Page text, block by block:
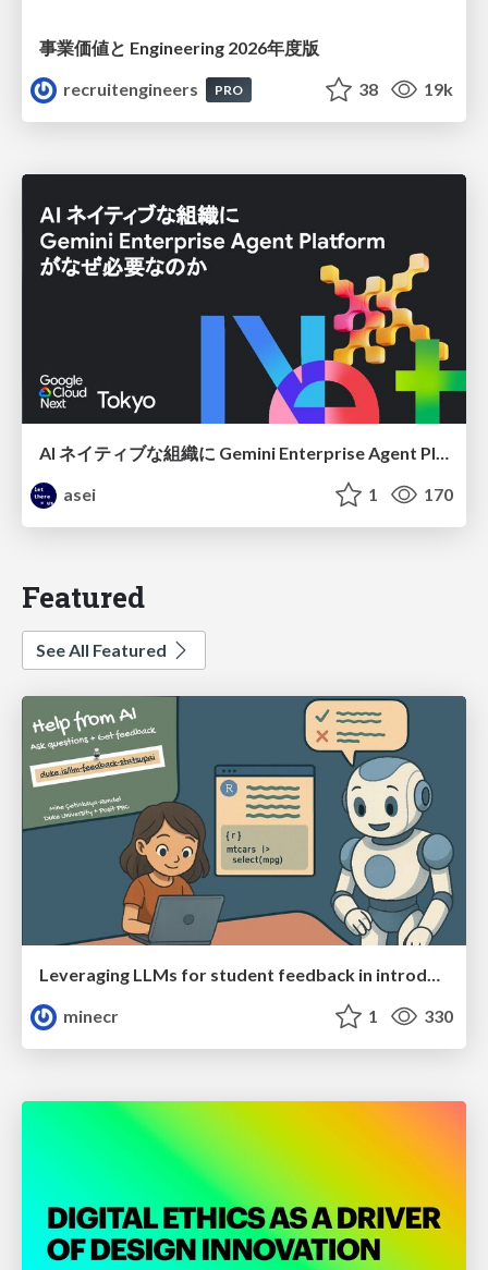
事業価値と Engineering 2026年度版
recruitengineers
PRO 38 19k
AI ネイティブな組織に Gemini Enterprise Agent Platform がなぜ必要なのか
asei
1 170
Featured
See All Featured
Leveraging LLMs for student feedback in introductory data science courses - posit::conf(2025)
minecr
1 330